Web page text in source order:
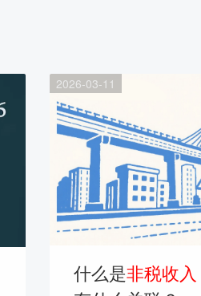
2026-03-11
什么是非税收入